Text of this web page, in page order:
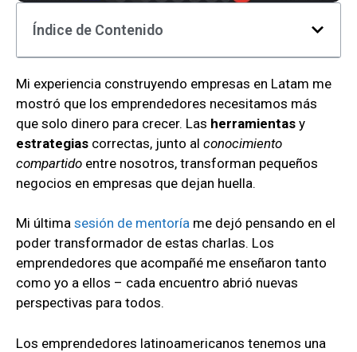
Índice de Contenido
Mi experiencia construyendo empresas en Latam me
mostró que los emprendedores necesitamos más
que solo dinero para crecer. Las herramientas y
estrategias correctas, junto al conocimiento
compartido entre nosotros, transforman pequeños
negocios en empresas que dejan huella.
Mi última sesión de mentoría me dejó pensando en el
poder transformador de estas charlas. Los
emprendedores que acompañé me enseñaron tanto
como yo a ellos – cada encuentro abrió nuevas
perspectivas para todos.
Los emprendedores latinoamericanos tenemos una